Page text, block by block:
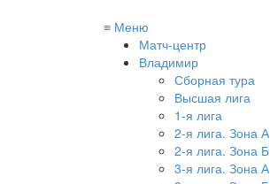
≡ Меню
Матч-центр
Владимир
Сборная тура
Высшая лига
1-я лига
2-я лига. Зона А
2-я лига. Зона Б
3-я лига. Зона А